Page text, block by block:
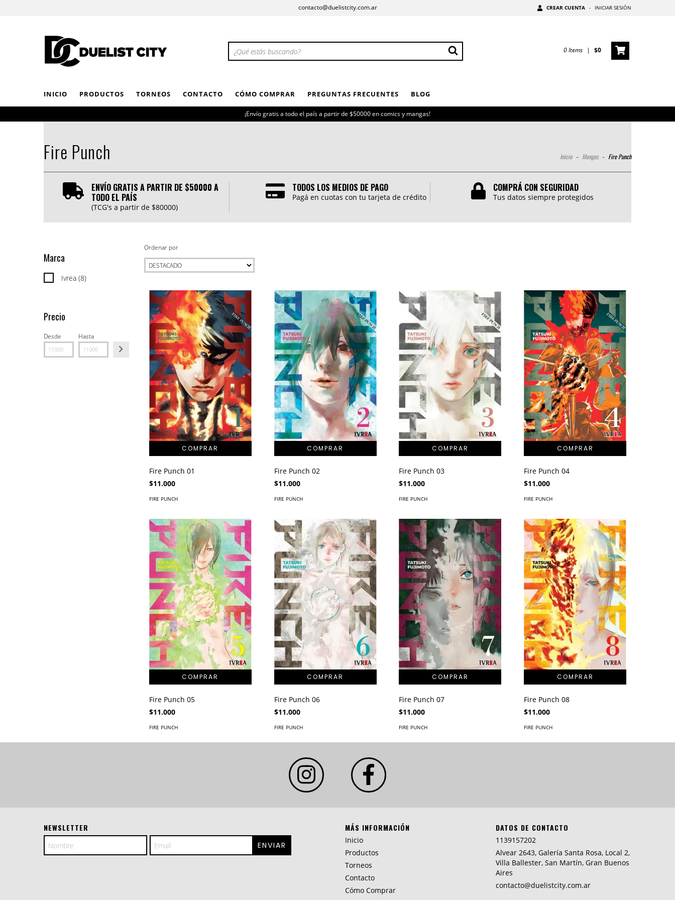
contacto@duelistcity.com.ar CREAR CUENTA - INICIAR SESIÓN
0Items | $0
INICIO PRODUCTOS TORNEOS CONTACTO CÓMO COMPRAR PREGUNTAS FRECUENTES BLOG
¡Envío gratis a todo el país a partir de $50000 en comics y mangas!
Fire Punch Inicio - Mangas - Fire Punch
ENVÍO GRATIS A PARTIR DE $50000 A
TODO EL PAÍS
(TCG's a partir de $80000)
TODOS LOS MEDIOS DE PAGO
Pagá en cuotas con tu tarjeta de crédito
COMPRÁ CON SEGURIDAD
Tus datos siempre protegidos
Marca
Ivrea (8)
Precio
Desde Hasta
Ordenar por
Fire Punch 01
$11.000
FIRE PUNCH
Fire Punch 02
$11.000
FIRE PUNCH
Fire Punch 03
$11.000
FIRE PUNCH
Fire Punch 04
$11.000
FIRE PUNCH
Fire Punch 05
$11.000
FIRE PUNCH
Fire Punch 06
$11.000
FIRE PUNCH
Fire Punch 07
$11.000
FIRE PUNCH
Fire Punch 08
$11.000
FIRE PUNCH
NEWSLETTER MÁS INFORMACIÓN
Inicio
Productos
Torneos
Contacto
Cómo Comprar
DATOS DE CONTACTO
1139157202
Alvear 2643, Galería Santa Rosa, Local 2,
Villa Ballester, San Martín, Gran Buenos
Aires
contacto@duelistcity.com.ar